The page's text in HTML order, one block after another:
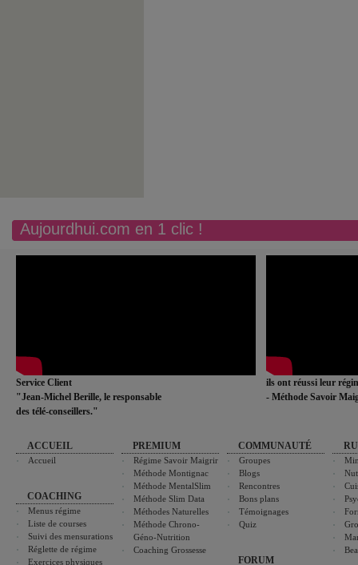
Aujourdhui.com en 1 clic !
Service Client
"Jean-Michel Berille, le responsable
des télé-conseillers."
ils ont réussi leur
- Méthode Savoir
ACCUEIL
Accueil
COACHING
Menus régime
Liste de courses
Suivi des mensurations
Réglette de régime
Exercices physiques
PREMIUM
Régime Savoir Maigrir
Méthode Montignac
Méthode MentalSlim
Méthode Slim Data
Méthodes Naturelles
Méthode Chrono-
Géno-Nutrition
Coaching Grossesse
COMMUNAUTÉ
Groupes
Blogs
Rencontres
Bons plans
Témoignages
Quiz
FORUM